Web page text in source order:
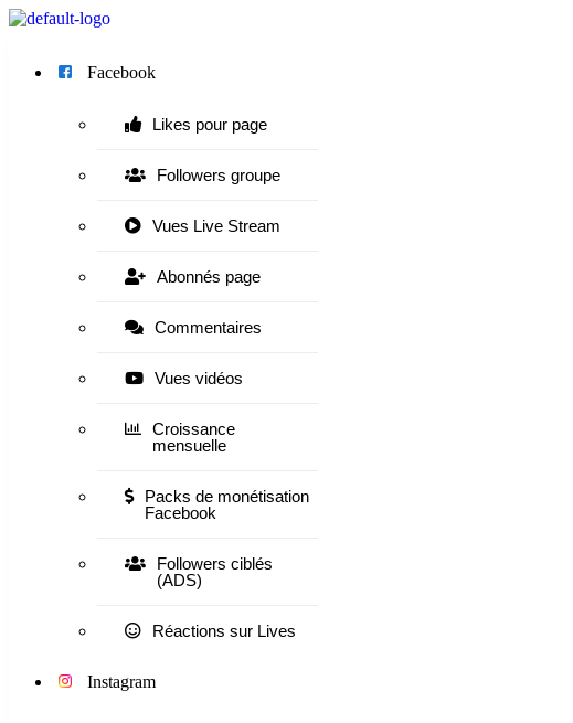
Facebook
Likes pour page
Followers groupe
Vues Live Stream
Abonnés page
Commentaires
Vues vidéos
Croissance
mensuelle
Packs de monétisation
Facebook
Followers ciblés
(ADS)
Réactions sur Lives
Instagram